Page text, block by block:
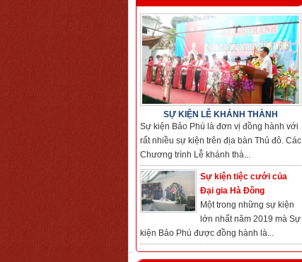
SỰ KIỆN LỄ KHÁNH THÀNH
Sự kiện Bảo Phú là đơn vị đồng hành với
rất nhiều sự kiện trên địa bàn Thủ đô. Các
Chương trình Lễ khánh thà...
Sự kiện tiệc cưới của
Đại gia Hà Đông
Một trong những sự kiện
lớn nhất năm 2019 mà Sự
kiện Bảo Phú được đồng hành là...